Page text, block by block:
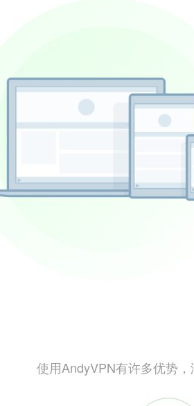
使用AndyVPN有许多优势